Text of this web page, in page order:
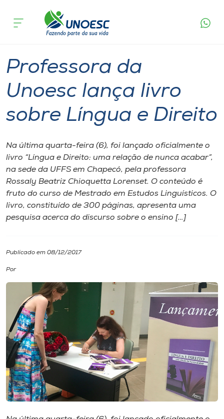
Cursos
Pesquisa
Atendimento ao Estudante
Portal de Ensino
A
Unoesc
Internacionalização
Cultura
CPA
Biblioteca
Editora
acontece
Professora da
Unoesc lança livro
sobre Língua e Direito
Na última quarta-feira (6), foi lançado oficialmente o
livro “Língua e Direito: uma relação de nunca acabar”,
na sede da UFFS em Chapecó, pela professora
Rossaly Beatriz Chioquetta Lorenset. O conteúdo é
fruto do curso de Mestrado em Estudos Linguísticos. O
livro, constituído de 300 páginas, apresenta uma
pesquisa acerca do discurso sobre o ensino […]
Publicado em 08/12/2017
Por